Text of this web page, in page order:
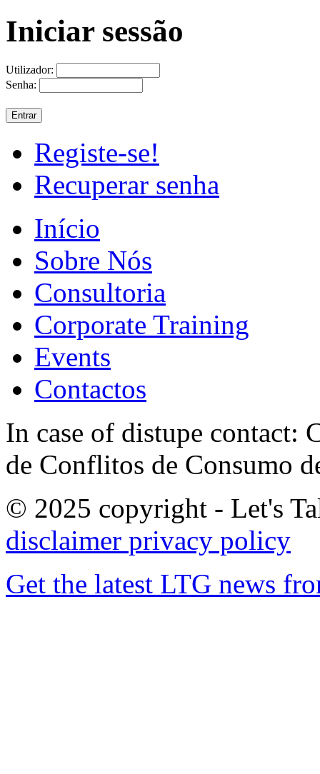
Iniciar sessão
Utilizador:
Senha:
Registe-se!
Recuperar senha
Início
Sobre Nós
Consultoria
Corporate Training
Events
Contactos
In case of distupe contact:
de Conflitos de Consumo
© 2025 copyright - Let's
disclaimer privacy policy
Get the latest LTG news